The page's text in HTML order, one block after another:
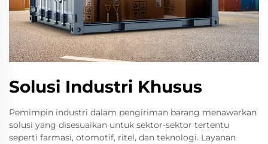
Solusi Industri Khusus
Pemimpin industri dalam pengiriman barang menawarkan
solusi yang disesuaikan untuk sektor-sektor tertentu
seperti farmasi, otomotif, ritel, dan teknologi. Layanan